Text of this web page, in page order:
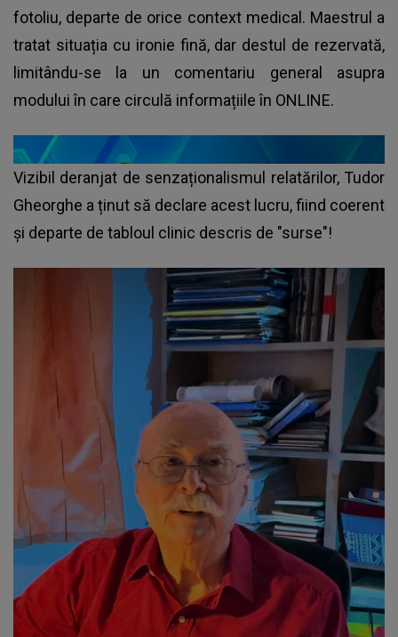
fotoliu, departe de orice context medical. Maestrul a
tratat situația cu ironie fină, dar destul de rezervată,
limitându-se la un comentariu general asupra
modului în care circulă informațiile în ONLINE.
Vizibil deranjat de senzaționalismul relatărilor, Tudor
Gheorghe a ținut să declare acest lucru, fiind coerent
și departe de tabloul clinic descris de "surse"!